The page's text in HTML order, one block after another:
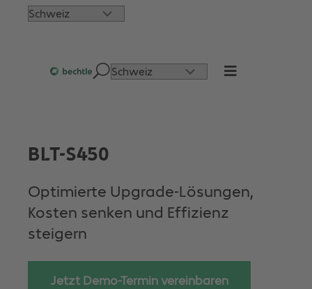
DirektChoose
Choose
BLT-S450
Optimierte Upgrade-Lösungen,
Kosten senken und Effizienz
steigern
Jetzt Demo-Termin vereinbaren